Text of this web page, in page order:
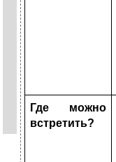
Где можно
встретить?